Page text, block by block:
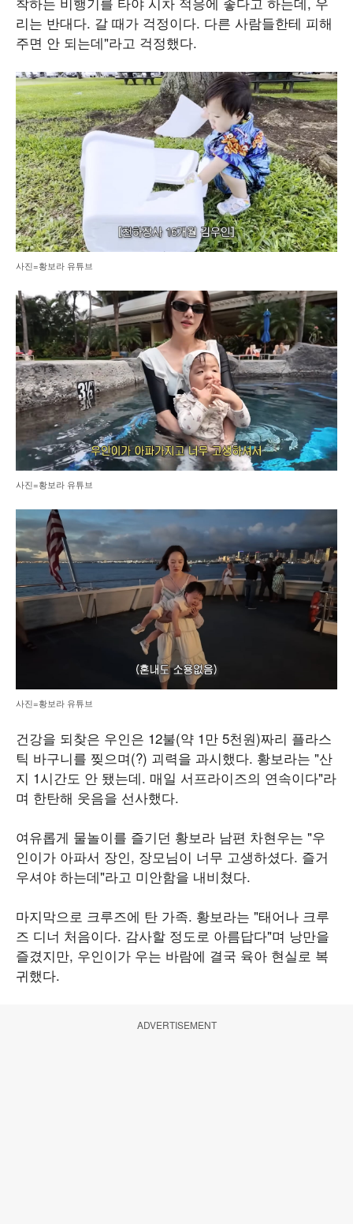
리는 반대다. 갈 때가 걱정이다. 다른 사람들한테 피해
주면 안 되는데"라고 걱정했다.
사진=황보라 유튜브
사진=황보라 유튜브
사진=황보라 유튜브
건강을 되찾은 우인은 12불(약 1만 5천원)짜리 플라스
틱 바구니를 찢으며(?) 괴력을 과시했다. 황보라는 "산
지 1시간도 안 됐는데. 매일 서프라이즈의 연속이다"라
며 한탄해 웃음을 선사했다.
여유롭게 물놀이를 즐기던 황보라 남편 차현우는 "우
인이가 아파서 장인, 장모님이 너무 고생하셨다. 즐거
우셔야 하는데"라고 미안함을 내비쳤다.
마지막으로 크루즈에 탄 가족. 황보라는 "태어나 크루
즈 디너 처음이다. 감사할 정도로 아름답다"며 낭만을
즐겼지만, 우인이가 우는 바람에 결국 육아 현실로 복
귀했다.
ADVERTISEMENT